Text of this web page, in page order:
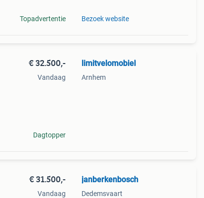
Topadvertentie Bezoek website
€ 32.500,-
Vandaag
Dagtopper
limitvelomobiel
Arnhem
€ 31.500,-
Vandaag
janberkenbosch
Dedemsvaart